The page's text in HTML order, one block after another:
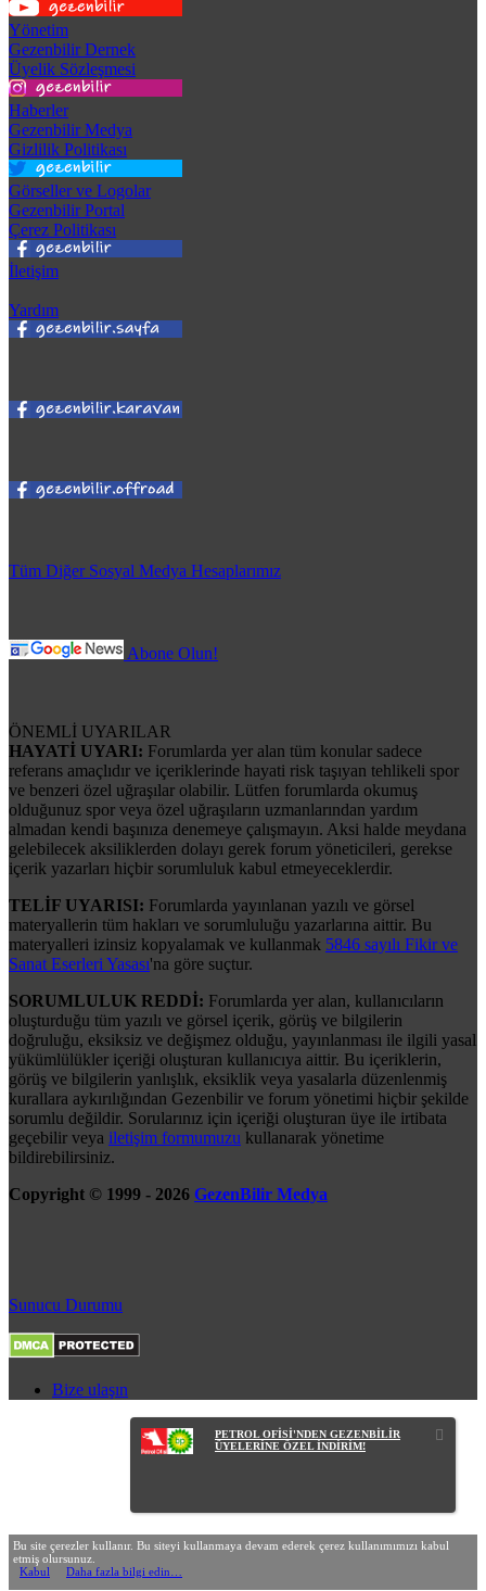
Yönetim
Gezenbilir Dernek
Üyelik Sözleşmesi
Haberler
Gezenbilir Medya
Gizlilik Politikası
Görseller ve Logolar
Gezenbilir Portal
Çerez Politikası
İletişim
Yardım
Tüm Diğer Sosyal Medya Hesaplarımız
Abone Olun!
ÖNEMLİ UYARILAR
HAYATİ UYARI: Forumlarda yer alan tüm konular sadece
referans amaçlıdır ve içeriklerinde hayati risk taşıyan tehlikeli spor
ve benzeri özel uğraşılar olabilir. Lütfen forumlarda okumuş
olduğunuz spor veya özel uğraşıların uzmanlarından yardım
almadan kendi başınıza denemeye çalışmayın. Aksi halde meydana
gelebilecek aksiliklerden dolayı gerek forum yöneticileri, gerekse
içerik yazarları hiçbir sorumluluk kabul etmeyeceklerdir.
TELİF UYARISI: Forumlarda yayınlanan yazılı ve görsel
materyallerin tüm hakları ve sorumluluğu yazarlarına aittir. Bu
materyalleri izinsiz kopyalamak ve kullanmak 5846 sayılı Fikir ve
Sanat Eserleri Yasası'na göre suçtur.
SORUMLULUK REDDİ: Forumlarda yer alan, kullanıcıların
oluşturduğu tüm yazılı ve görsel içerik, görüş ve bilgilerin
doğruluğu, eksiksiz ve değişmez olduğu, yayınlanması ile ilgili yasal
yükümlülükler içeriği oluşturan kullanıcıya aittir. Bu içeriklerin,
görüş ve bilgilerin yanlışlık, eksiklik veya yasalarla düzenlenmiş
kurallara aykırılığından Gezenbilir ve forum yönetimi hiçbir şekilde
sorumlu değildir. Sorularınız için içeriği oluşturan üye ile irtibata
geçebilir veya iletişim formumuzu kullanarak yönetime
bildirebilirsiniz.
Copyright © 1999 - 2026 GezenBilir Medya
Sunucu Durumu
Bize ulaşın
PETROL OFİSİ'NDEN GEZENBİLİR
ÜYELERİNE ÖZEL İNDİRİM!
Bu site çerezler kullanır. Bu siteyi kullanmaya devam ederek çerez kullanımımızı kabul
etmiş olursunuz.
Kabul
Daha fazla bilgi edin…